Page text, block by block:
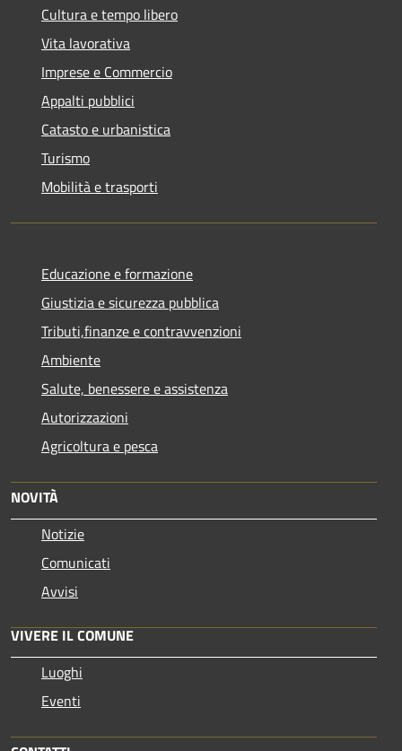
Cultura e tempo libero
Vita lavorativa
Imprese e Commercio
Appalti pubblici
Catasto e urbanistica
Turismo
Mobilità e trasporti
Educazione e formazione
Giustizia e sicurezza pubblica
Tributi,finanze e contravvenzioni
Ambiente
Salute, benessere e assistenza
Autorizzazioni
Agricoltura e pesca
NOVITÀ
Notizie
Comunicati
Avvisi
VIVERE IL COMUNE
Luoghi
Eventi